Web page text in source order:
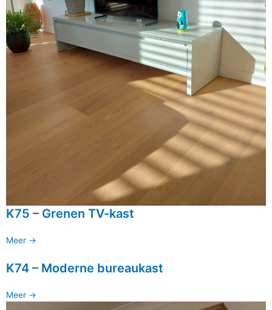
K75 – Grenen TV-kast
Meer ->
K74 – Moderne bureaukast
Meer ->